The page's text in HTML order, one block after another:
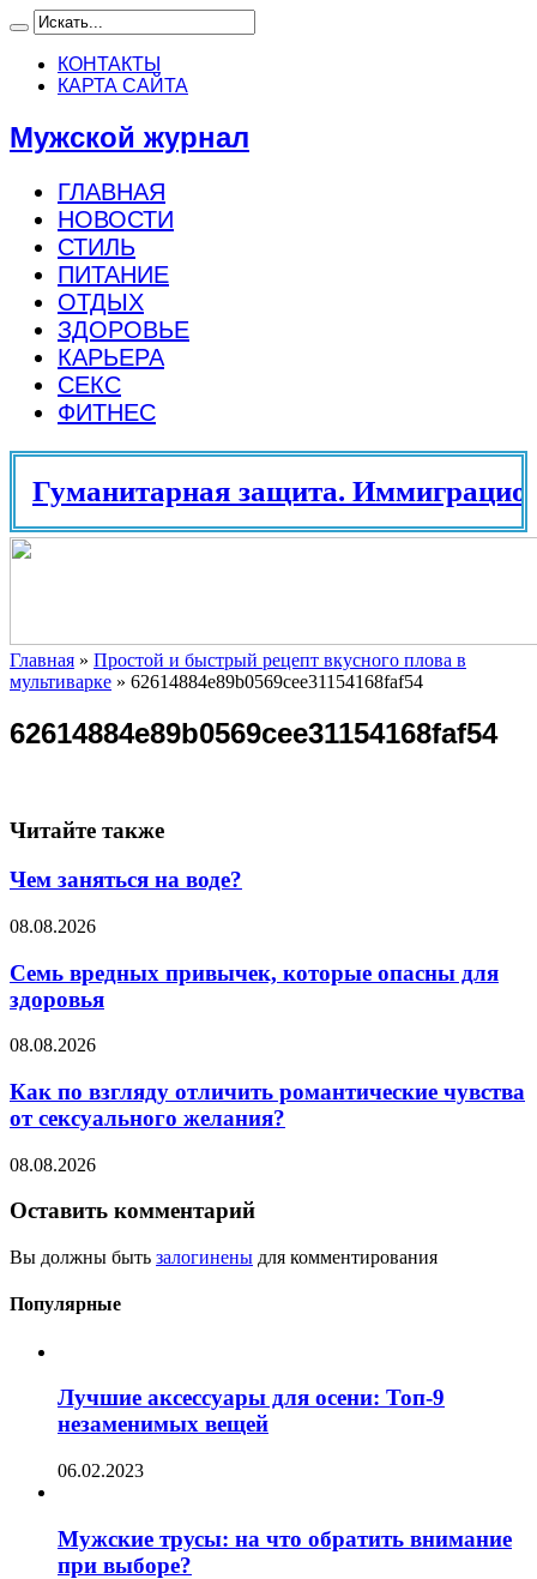
КОНТАКТЫ
КАРТА САЙТА
Мужской журнал
ГЛАВНАЯ
НОВОСТИ
СТИЛЬ
ПИТАНИЕ
ОТДЫХ
ЗДОРОВЬЕ
КАРЬЕРА
СЕКС
ФИТНЕС
Гуманитарная защита.
Главная » Простой и быстрый рецепт вкусного плова в
мультиварке » 62614884e89b0569cee31154168faf54
62614884e89b0569cee31154168faf54
Читайте также
Чем заняться на воде?
08.08.2026
Семь вредных привычек, которые опасны для
здоровья
08.08.2026
Как по взгляду отличить романтические чувства
от сексуального желания?
08.08.2026
Оставить комментарий
Вы должны быть залогинены для комментирования
Популярные
Лучшие аксессуары для осени: Топ-9
незаменимых вещей
06.02.2023
Мужские трусы: на что обратить внимание
при выборе?